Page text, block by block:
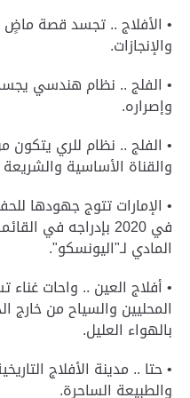
• الأفلاج .. تجسد قصة ماضٍ
والإنجازات.
• الفلج .. نظام هندسي يجسد
وإصراره.
• الفلج .. نظام للري
والقناة الأساسية
• الإمارات تتوج جهودها
في 2020 بإدراجه في
المادي لـ"اليونسكو".
• أفلاج العين .. واحات
المحليين والسياح من خارج
بالهواء العليل.
• حتا .. مدينة الأفلاج
والطبيعة الساحرة.